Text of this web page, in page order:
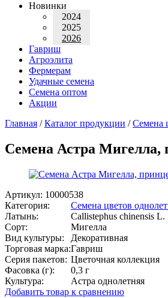
Новинки
2024
2025
2026
Гавриш
Агроэлита
Фермерам
Удачные семена
Семена оптом
Акции
Главная /Каталог продукции /Семена
Семена Астра Мигелла,
Артикул: 10000538
Категория:
Семена цветов
Латынь:
Callistephus chinensis L.
Сорт:
Мигелла
Вид культуры:
Декоративная
Торговая марка:Гавриш
Серия пакетов: Цветочная коллекция
Фасовка (г):
0,3 г
Культура:
Астра однолетняя
Добавить товар к сравнению